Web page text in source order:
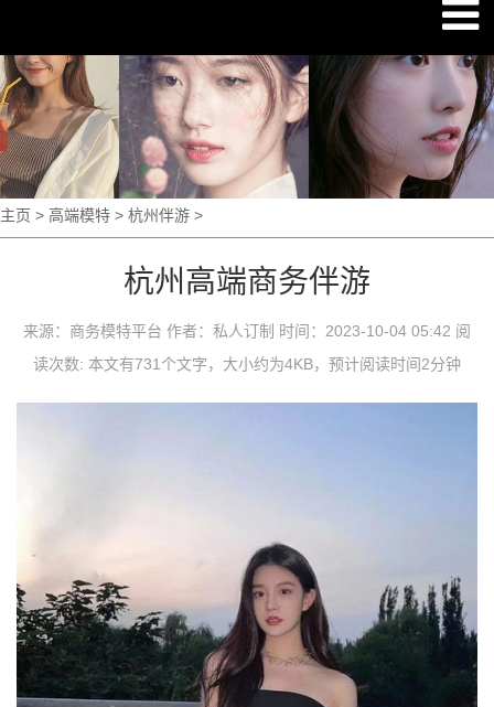
主页 > 高端模特 > 杭州伴游 >
杭州高端商务伴游
来源：商务模特平台 作者：私人订制 时间：2023-10-04 05:42 阅
读次数: 本文有731个文字，大小约为4KB，预计阅读时间2分钟